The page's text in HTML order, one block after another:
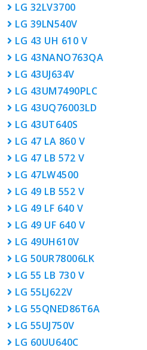
LG 32LV3700
LG 39LN540V
LG 43 UH 610 V
LG 43NANO763QA
LG 43UJ634V
LG 43UM7490PLC
LG 43UQ76003LD
LG 43UT640S
LG 47 LA 860 V
LG 47 LB 572 V
LG 47LW4500
LG 49 LB 552 V
LG 49 LF 640 V
LG 49 UF 640 V
LG 49UH610V
LG 50UR78006LK
LG 55 LB 730 V
LG 55LJ622V
LG 55QNED86T6A
LG 55UJ750V
LG 60UU640C